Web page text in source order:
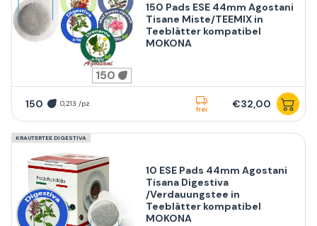
150
150 Pads ESE 44mm Agostani
Tisane Miste/TEEMIX in
Teeblätter kompatibel
MOKONA
150 0,213 /pz
frei €32,00
KRAUTERTEE DIGESTIVA
10 ESE Pads 44mm Agostani
Tisana Digestiva
/Verdauungstee in
Teeblätter kompatibel
MOKONA